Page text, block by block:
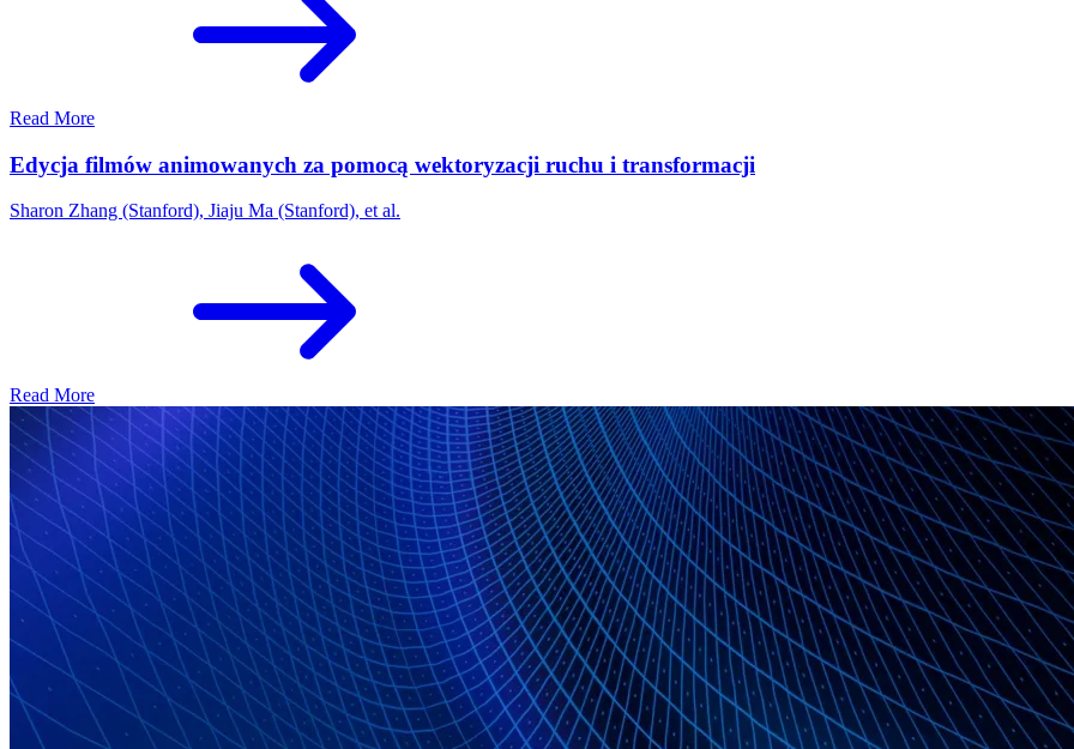
Read More
Edycja filmów animowanych za pomocą wektoryzacji ruchu i transformacji
Sharon Zhang (Stanford), Jiaju Ma (Stanford), et al.
Read More